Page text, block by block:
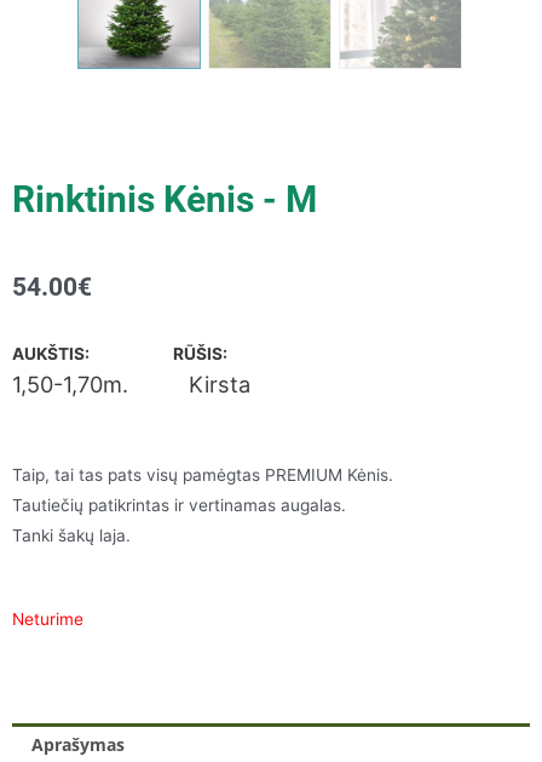
Rinktinis Kėnis - M
54.00€
AUKŠTIS: RŪŠIS:
1,50-1,70m. Kirsta
Taip, tai tas pats visų pamėgtas PREMIUM Kėnis.
Tautiečių patikrintas ir vertinamas augalas.
Tanki šakų laja.
Neturime
Aprašymas